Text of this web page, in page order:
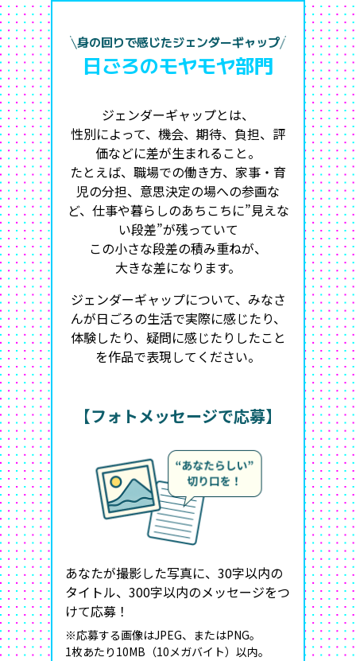
身の回りで感じたジェンダーギャップ
日ごろのモヤモヤ部門
ジェンダーギャップとは、
性別によって、機会、期待、負担、評
価などに差が生まれること。
たとえば、職場での働き方、家事・育
児の分担、意思決定の場への参画な
ど、 仕事や暮らしのあちこちに”見えな
い段差”が残っていて
この小さな段差の積み重ねが、
大きな差になります。
ジェンダーギャップについて、みなさ
んが日ごろの生活で実際に感じたり、
体験したり、疑問に感じたりしたこと
を作品で表現してください。
【フォトメッセージで応募】
あなたが撮影した写真に、30字以内の
タイトル、300字以内のメッセージをつ
けて応募！
※応募する画像はJPEG、またはPNG。
1枚あたり10MB（10メガバイト）以内。